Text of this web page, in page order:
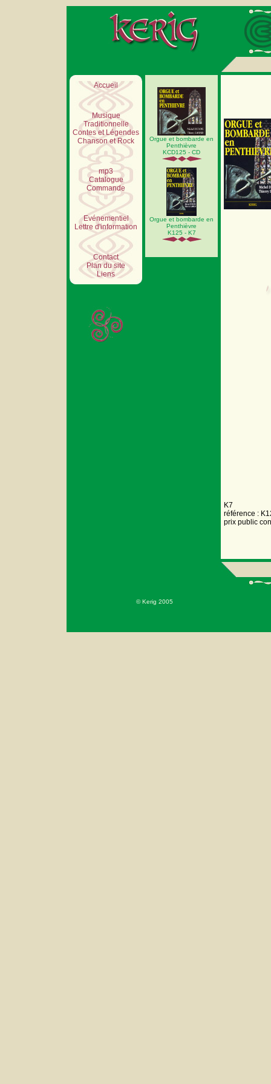
Accueil
Musique
Traditionnelle
Contes et Légendes
Chanson et Rock
mp3
Catalogue
Commande
Evénementiel
Lettre d'information
Contact
Plan du site
Liens
Orgue et bombarde en
Penthièvre
KCD125 - CD
Orgue et bombarde en
Penthièvre
K125 - K7
K7
référence :
prix public
© Kerig 2005